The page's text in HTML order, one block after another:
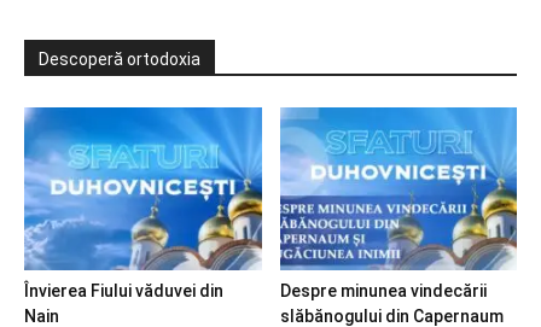
Descoperă ortodoxia
Învierea Fiului văduvei din
Nain
Despre minunea vindecării
slăbănogului din Capernaum